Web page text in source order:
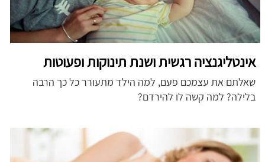
אינטליגנציה רגשית ושנת תינוקות ופעוטות
שאלתם את עצמכם פעם, למה הילד מתעורר כל כך הרבה
בלילה? למה קשה לו להירדם?